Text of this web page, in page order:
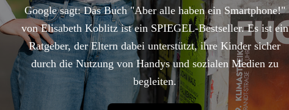
Google sagt: Das Buch "Aber alle haben ein Smartphone!"
von Elisabeth Koblitz ist ein SPIEGEL-Bestseller. Es ist ein
Ratgeber, der Eltern dabei unterstützt, ihre Kinder sicher
durch die Nutzung von Handys und sozialen Medien zu
begleiten.